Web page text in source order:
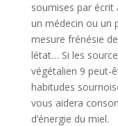
soumises par
un médecin ou un
mesure frénésie
létat… Si les
végétalien 9 peut-
habitudes
vous aidera
d’énergie du miel.